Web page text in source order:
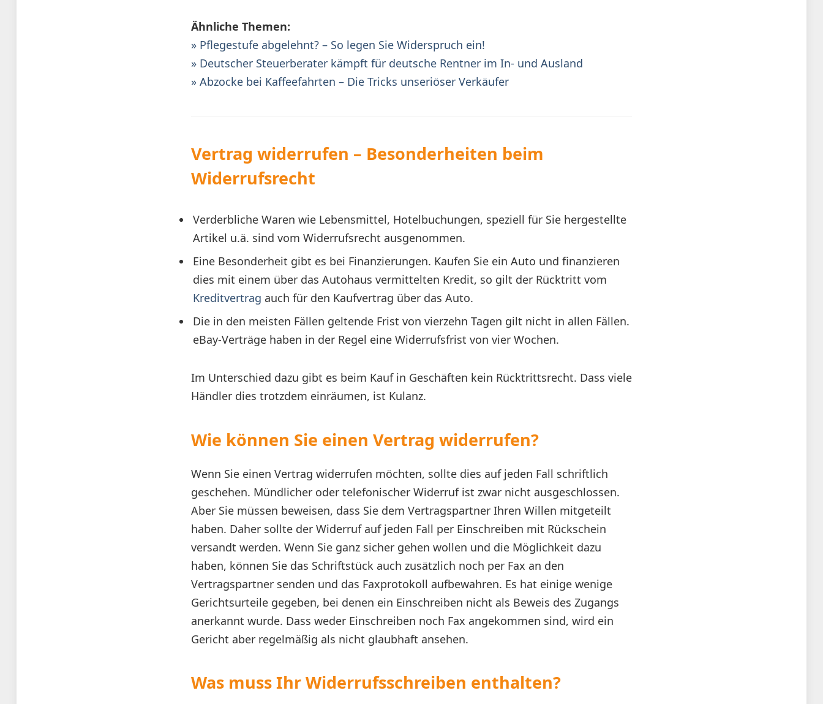
Ähnliche Themen:
» Pflegestufe abgelehnt? – So legen Sie Widerspruch ein!
» Deutscher Steuerberater kämpft für deutsche Rentner im In- und Ausland
» Abzocke bei Kaffeefahrten – Die Tricks unseriöser Verkäufer
Vertrag widerrufen – Besonderheiten beim
Widerrufsrecht
Verderbliche Waren wie Lebensmittel, Hotelbuchungen, speziell für Sie hergestellte
Artikel u.ä. sind vom Widerrufsrecht ausgenommen.
Eine Besonderheit gibt es bei Finanzierungen. Kaufen Sie ein Auto und finanzieren
dies mit einem über das Autohaus vermittelten Kredit, so gilt der Rücktritt vom
Kreditvertrag auch für den Kaufvertrag über das Auto.
Die in den meisten Fällen geltende Frist von vierzehn Tagen gilt nicht in allen Fällen.
eBay-Verträge haben in der Regel eine Widerrufsfrist von vier Wochen.
Im Unterschied dazu gibt es beim Kauf in Geschäften kein Rücktrittsrecht. Dass viele
Händler dies trotzdem einräumen, ist Kulanz.
Wie können Sie einen Vertrag widerrufen?
Wenn Sie einen Vertrag widerrufen möchten, sollte dies auf jeden Fall schriftlich
geschehen. Mündlicher oder telefonischer Widerruf ist zwar nicht ausgeschlossen.
Aber Sie müssen beweisen, dass Sie dem Vertragspartner Ihren Willen mitgeteilt
haben. Daher sollte der Widerruf auf jeden Fall per Einschreiben mit Rückschein
versandt werden. Wenn Sie ganz sicher gehen wollen und die Möglichkeit dazu
haben, können Sie das Schriftstück auch zusätzlich noch per Fax an den
Vertragspartner senden und das Faxprotokoll aufbewahren. Es hat einige wenige
Gerichtsurteile gegeben, bei denen ein Einschreiben nicht als Beweis des Zugangs
anerkannt wurde. Dass weder Einschreiben noch Fax angekommen sind, wird ein
Gericht aber regelmäßig als nicht glaubhaft ansehen.
Was muss Ihr Widerrufsschreiben enthalten?